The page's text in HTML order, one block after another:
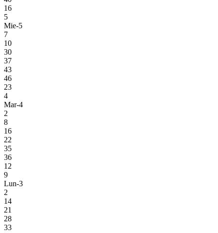
16
5
Mie-5
7
10
30
37
43
46
23
4
Mar-4
2
8
16
22
35
36
12
9
Lun-3
2
14
21
28
33